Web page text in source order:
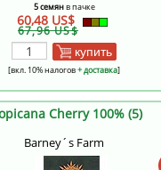
5 семянв пачке
60,48 US$
67,96 US$
купить
[вкл. 10% налогов+ доставка]
Cherry 100% (5)
Barney´s Farm